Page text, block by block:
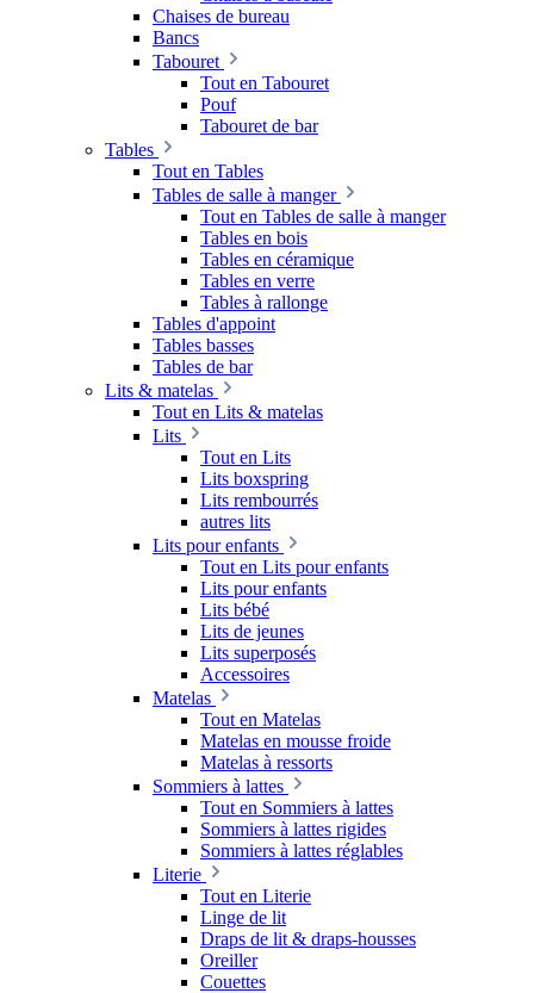
Chaises de bureau
Bancs
Tabouret
Tout en Tabouret
Pouf
Tabouret de bar
Tables
Tout en Tables
Tables de salle à manger
Tout en Tables de salle à manger
Tables en bois
Tables en céramique
Tables en verre
Tables à rallonge
Tables d'appoint
Tables basses
Tables de bar
Lits & matelas
Tout en Lits & matelas
Lits
Tout en Lits
Lits boxspring
Lits rembourrés
autres lits
Lits pour enfants
Tout en Lits pour enfants
Lits pour enfants
Lits bébé
Lits de jeunes
Lits superposés
Accessoires
Matelas
Tout en Matelas
Matelas en mousse froide
Matelas à ressorts
Sommiers à lattes
Tout en Sommiers à lattes
Sommiers à lattes rigides
Sommiers à lattes réglables
Literie
Tout en Literie
Linge de lit
Draps de lit & draps-housses
Oreiller
Couettes